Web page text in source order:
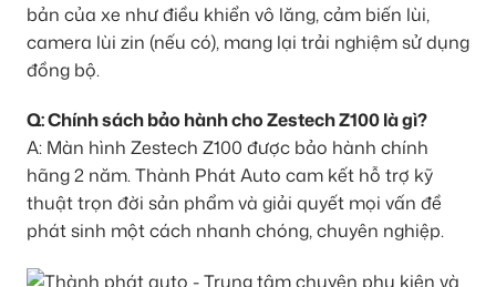
bản của xe như điều khiển vô lăng, cảm biến lùi,
camera lùi zin (nếu có), mang lại trải nghiệm sử dụng
đồng bộ.
Q: Chính sách bảo hành cho Zestech Z100 là gì?
A: Màn hình Zestech Z100 được bảo hành chính
hãng 2 năm. Thành Phát Auto cam kết hỗ trợ kỹ
thuật trọn đời sản phẩm và giải quyết mọi vấn đề
phát sinh một cách nhanh chóng, chuyên nghiệp.